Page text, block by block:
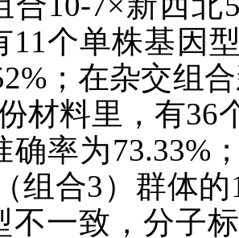
11个单株基因
；在杂交组
材料里，有36
确率为73.33%
组合3）群体
不一致，分子